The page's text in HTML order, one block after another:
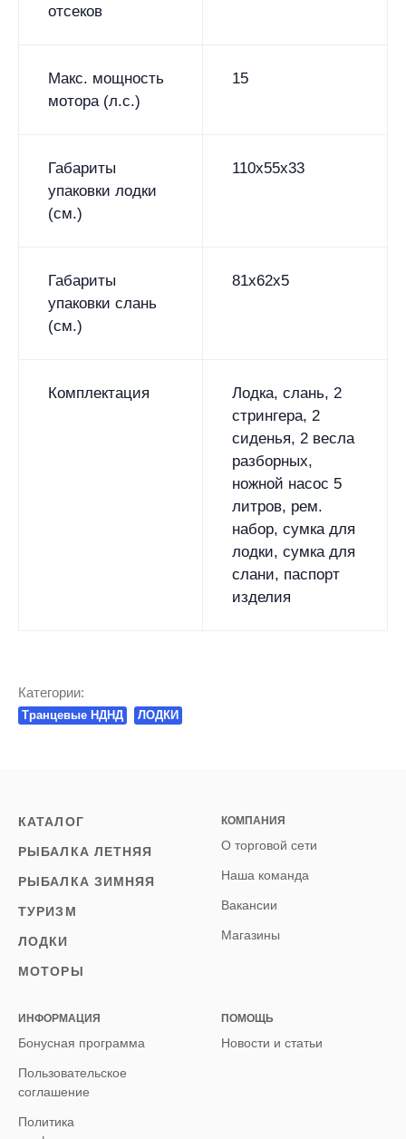
отсеков
Макс. мощность
мотора (л.с.)
15
Габариты
упаковки лодки
(см.)
110х55х33
Габариты
упаковки слань
(см.)
81х62х5
Комплектация
Лодка, слань, 2
стрингера, 2
сиденья, 2 весла
разборных,
ножной насос 5
литров, рем.
набор, сумка для
лодки, сумка для
слани, паспорт
изделия
Категории:
Транцевые НДНД ЛОДКИ
КАТАЛОГ
РЫБАЛКА ЛЕТНЯЯ
РЫБАЛКА ЗИМНЯЯ
ТУРИЗМ
ЛОДКИ
МОТОРЫ
КОМПАНИЯ
О торговой сети
Наша команда
Вакансии
Магазины
ИНФОРМАЦИЯ
Бонусная программа
Пользовательское
соглашение
Политика
ПОМОЩЬ
Новости и статьи